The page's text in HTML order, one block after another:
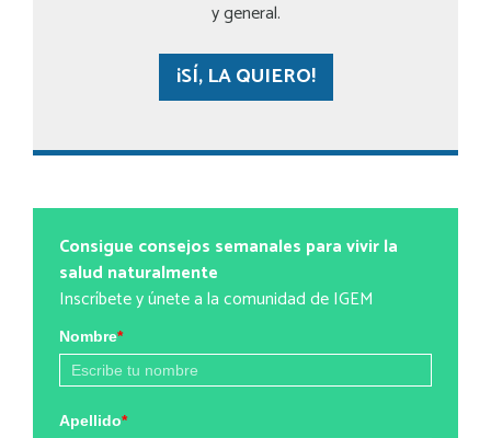
y general.
¡SÍ, LA QUIERO!
Consigue consejos semanales para vivir la
salud naturalmente
Inscríbete y únete a la comunidad de IGEM
Nombre*
Apellido*